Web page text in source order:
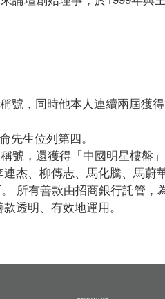
號，同時他本人連續兩屆獲
先生位列第四。
，還獲得「中國明星樓盤」
杰、柳傳志、馬化騰、馬蔚
所有善款由招商銀行託管，
透明、有效地運用。